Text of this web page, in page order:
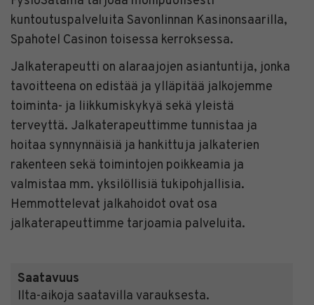
kuntoutuspalveluita Savonlinnan Kasinonsaarilla,
Spahotel Casinon toisessa kerroksessa.
Jalkaterapeutti on alaraajojen asiantuntija, jonka
tavoitteena on edistää ja ylläpitää jalkojemme
toiminta- ja liikkumiskykyä sekä yleistä
terveyttä. Jalkaterapeuttimme tunnistaa ja
hoitaa synnynnäisiä ja hankittuja jalkaterien
rakenteen sekä toimintojen poikkeamia ja
valmistaa mm. yksilöllisiä tukipohjallisia.
Hemmottelevat jalkahoidot ovat osa
jalkaterapeuttimme tarjoamia palveluita.
Saatavuus
Ilta-aikoja saatavilla varauksesta.